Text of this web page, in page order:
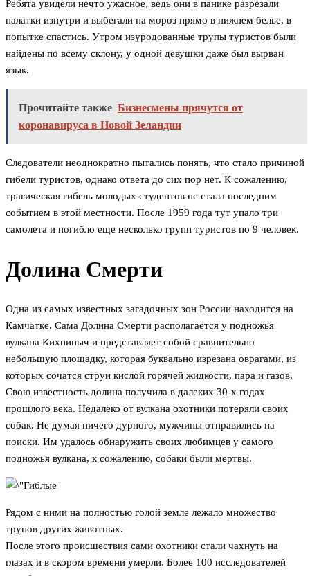
Ребята увидели нечто ужасное, ведь они в панике разрезали
палатки изнутри и выбегали на мороз прямо в нижнем белье, в
попытке спастись. Утром изуродованные трупы туристов были
найдены по всему склону, у одной девушки даже был вырван
язык.
Прочитайте также Бизнесмены прячутся от
коронавируса в Новой Зеландии
Следователи неоднократно пытались понять, что стало причиной
гибели туристов, однако ответа до сих пор нет. К сожалению,
трагическая гибель молодых студентов не стала последним
событием в этой местности. После 1959 года тут упало три
самолета и погибло еще несколько групп туристов по 9 человек.
Долина Смерти
Одна из самых известных загадочных зон России находится на
Камчатке. Сама Долина Смерти располагается у подножья
вулкана Кихпиныч и представляет собой сравнительно
небольшую площадку, которая буквально изрезана оврагами, из
которых сочатся струи кислой горячей жидкости, пара и газов.
Свою известность долина получила в далеких 30-х годах
прошлого века. Недалеко от вулкана охотники потеряли своих
собак. Не думая ничего дурного, мужчины отправились на
поиски. Им удалось обнаружить своих любимцев у самого
подножья вулкана, к сожалению, собаки были мертвы.
Рядом с ними на полностью голой земле лежало множество
трупов других животных.
После этого происшествия сами охотники стали чахнуть на
глазах и в скором времени умерли. Более 100 исследователей